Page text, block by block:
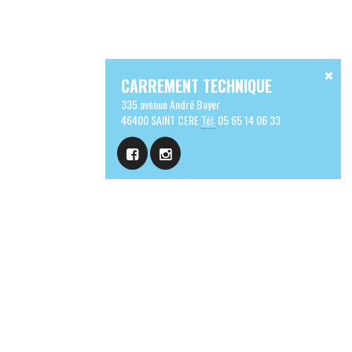
CARREMENT TECHNIQUE
335 avenue André Boyer
46400 SAINT CERETél:05 65 14 06 33